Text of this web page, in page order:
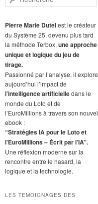
e
h
e
r
c
h
e
Pierre Marie Dutelest le créateur
du Système 25, devenu plus tard
la méthode Terbox, une approche
unique et logique du jeu de
tirage.
Passionné par l’analyse, il explore
aujourd’hui l’impact de
l’intelligence artificielledans le
monde du Loto et de
l’EuroMillions à travers son nouvel
ebook :
“Stratégies IA pour le Loto et
l’EuroMillions – Écrit par l’IA”.
Une réflexion moderne sur la
rencontre entre le hasard, la
logique et la technologie.
LES TEMOIGNAGES DES